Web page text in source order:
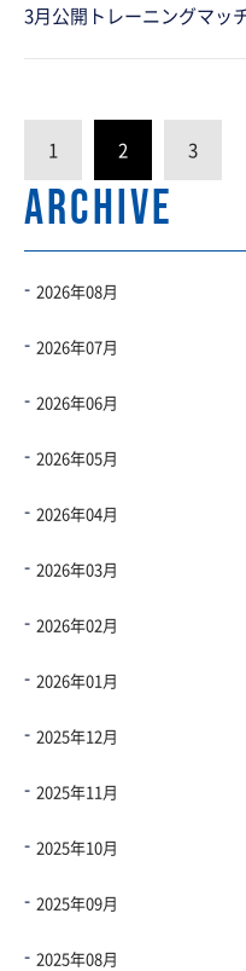
3月公開トレーニングマッ
1 2 3
ARCHIVE
2026年08月
2026年07月
2026年06月
2026年05月
2026年04月
2026年03月
2026年02月
2026年01月
2025年12月
2025年11月
2025年10月
2025年09月
2025年08月